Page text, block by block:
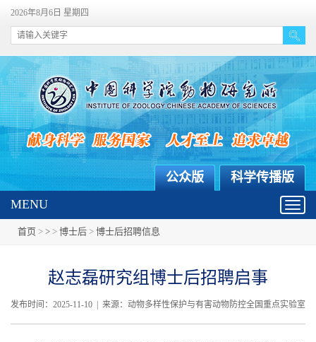
2026年8月6日 星期四
科学传播版
公众版
MENU
首页 > > > 博士后 > 博士后招聘信息
赵志磊研究组博士后招聘启事
发布时间：2025-11-10 | 来源：动物多样性保护与有害动物防控全国重点实验室